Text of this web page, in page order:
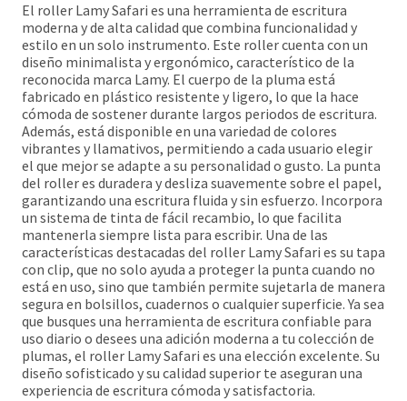
El roller Lamy Safari es una herramienta de escritura
moderna y de alta calidad que combina funcionalidad y
estilo en un solo instrumento. Este roller cuenta con un
diseño minimalista y ergonómico, característico de la
reconocida marca Lamy. El cuerpo de la pluma está
fabricado en plástico resistente y ligero, lo que la hace
cómoda de sostener durante largos periodos de escritura.
Además, está disponible en una variedad de colores
vibrantes y llamativos, permitiendo a cada usuario elegir
el que mejor se adapte a su personalidad o gusto. La punta
del roller es duradera y desliza suavemente sobre el papel,
garantizando una escritura fluida y sin esfuerzo. Incorpora
un sistema de tinta de fácil recambio, lo que facilita
mantenerla siempre lista para escribir. Una de las
características destacadas del roller Lamy Safari es su tapa
con clip, que no solo ayuda a proteger la punta cuando no
está en uso, sino que también permite sujetarla de manera
segura en bolsillos, cuadernos o cualquier superficie. Ya sea
que busques una herramienta de escritura confiable para
uso diario o desees una adición moderna a tu colección de
plumas, el roller Lamy Safari es una elección excelente. Su
diseño sofisticado y su calidad superior te aseguran una
experiencia de escritura cómoda y satisfactoria.